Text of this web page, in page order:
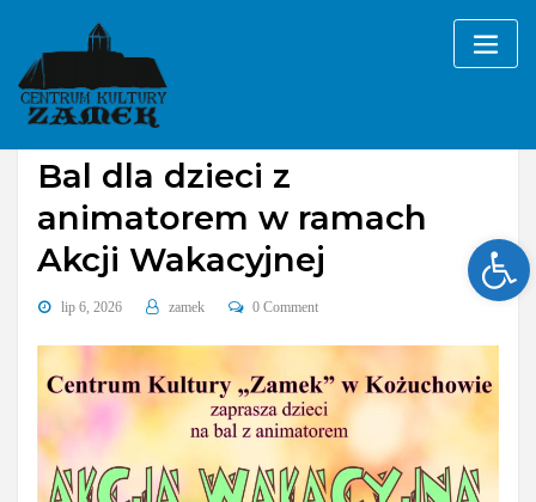
content
Bez kategorii
Bal dla dzieci z
animatorem w ramach
Akcji Wakacyjnej
lip 6, 2026 zamek 0 Comment